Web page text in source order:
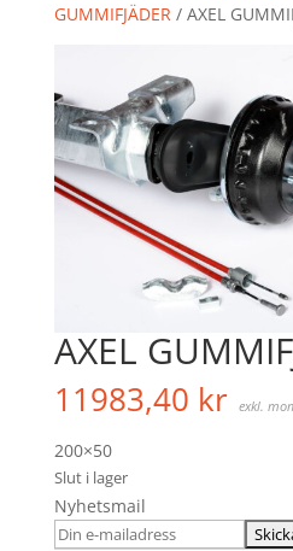
GUMMIFJÄDER/ AXEL
AXEL
11983,40 kr exkl.
200×50
Slut i lager
Nyhetsmail